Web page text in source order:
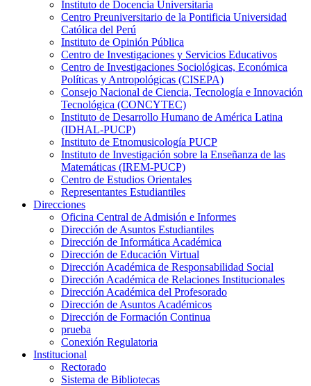
Instituto de Docencia Universitaria
Centro Preuniversitario de la Pontificia Universidad
Católica del Perú
Instituto de Opinión Pública
Centro de Investigaciones y Servicios Educativos
Centro de Investigaciones Sociológicas, Económica
Políticas y Antropológicas (CISEPA)
Consejo Nacional de Ciencia, Tecnología e Innovación
Tecnológica (CONCYTEC)
Instituto de Desarrollo Humano de América Latina
(IDHAL-PUCP)
Instituto de Etnomusicología PUCP
Instituto de Investigación sobre la Enseñanza de las
Matemáticas (IREM-PUCP)
Centro de Estudios Orientales
Representantes Estudiantiles
Direcciones
Oficina Central de Admisión e Informes
Dirección de Asuntos Estudiantiles
Dirección de Informática Académica
Dirección de Educación Virtual
Dirección Académica de Responsabilidad Social
Dirección Académica de Relaciones Institucionales
Dirección Académica del Profesorado
Dirección de Asuntos Académicos
Dirección de Formación Continua
prueba
Conexión Regulatoria
Institucional
Rectorado
Sistema de Bibliotecas